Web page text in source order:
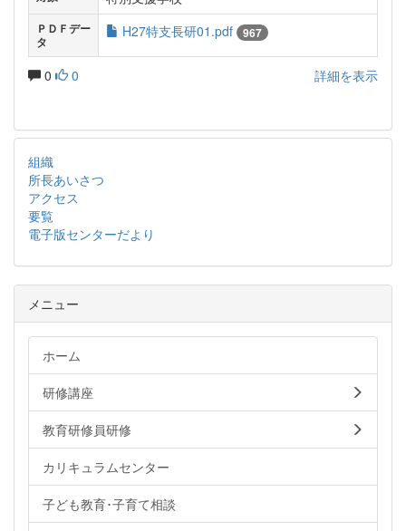
ＰＤＦデー
タ
H27特支長研01.pdf 967
0 0 詳細を表示
組織
所長あいさつ
アクセス
要覧
電子版センターだより
メニュー
ホーム
研修講座
教育研修員研修
カリキュラムセンター
子ども教育･子育て相談